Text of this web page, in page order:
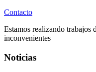
Contacto
Estamos realizando trabajos
inconvenientes
Noticias